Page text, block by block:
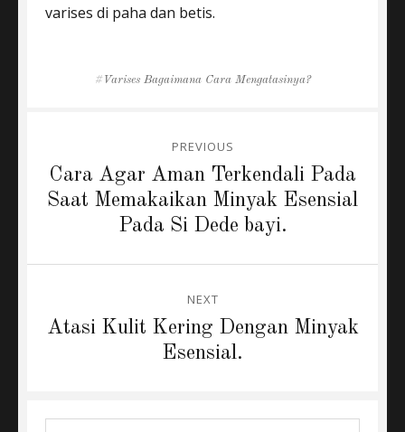
varises di paha dan betis.
TagsVarises Bagaimana Cara Mengatasinya?
navigation
PREVIOUS
Previous
post:
Cara Agar Aman Terkendali Pada
Saat Memakaikan Minyak Esensial
Pada Si Dede bayi.
NEXT
NextAtasi Kulit Kering Dengan Minyak
Esensial.